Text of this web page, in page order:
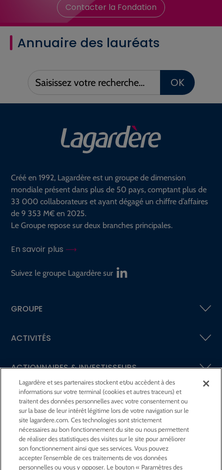
Contacter la Fondation
Annuaire des lauréats
Saisissez
votre
OK
Créé en 1992, Lagardère est un groupe de dimension
mondiale présent dans plus de 50 pays, comptant plus de
33 000 collaborateurs et ayant dégagé un chiffre d’affaires
de 9 353 M€ en 2025.
Le Groupe repose sur deux branches principales.
En savoir plus
Suivez le groupe Lagardère sur
GROUPE
ACTIVITÉS
ACTIONNAIRES &INVESTISSEURS
LA RSECHEZ LAGARDÈRE
LA FONDATIONJEAN‑LUC LAGARDÈRE
CENTRE PRESSE
Lagardère et ses partenaires stockent et/ou accèdent à des
informations sur votre terminal (cookies et autres traceurs) et
traitent des données personnelles avec votre consentement ou
sur la base de leur intérêt légitime lors de votre navigation sur le
site lagardere.com. Ces technologies sont strictement
nécessaires au bon fonctionnement du site ou nous permettent
de réaliser des statistiques des visites sur le site pour améliorer
son fonctionnement ainsi que ses services. Vous pouvez
accepter l’ensemble de ces traitements de vos données
personnelles ou vous y opposer. Le bouton « Paramètres des